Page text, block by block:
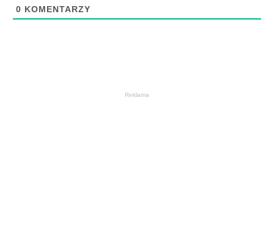
0 KOMENTARZY
Reklama